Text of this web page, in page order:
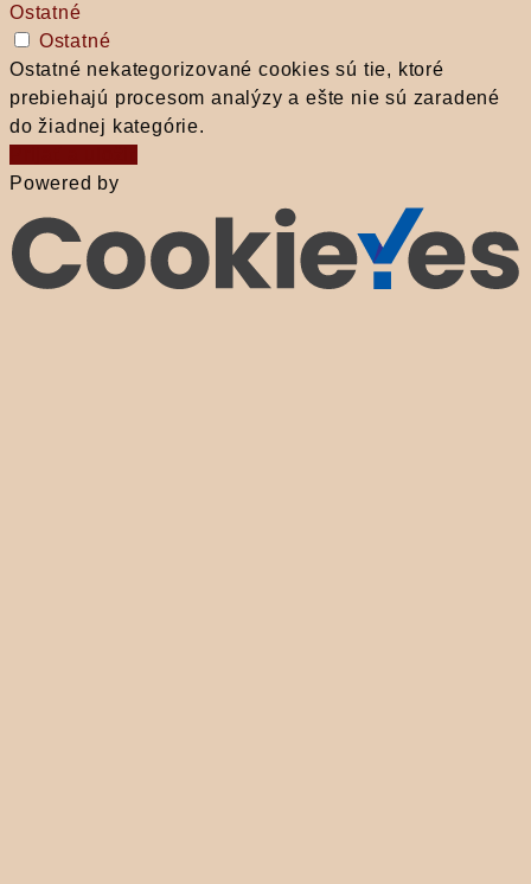
Ostatné
Ostatné
Ostatné nekategorizované cookies sú tie, ktoré
prebiehajú procesom analýzy a ešte nie sú zaradené
do žiadnej kategórie.
Powered by